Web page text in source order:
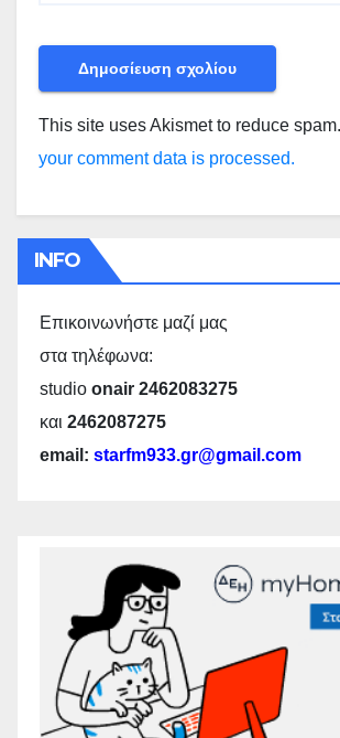
This site uses Akismet to reduce spam.
your comment data is processed.
INFO
Επικοινωνήστε μαζί μας
στα τηλέφωνα:
studio onair 2462083275
και 2462087275
email: starfm933.gr@gmail.com